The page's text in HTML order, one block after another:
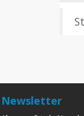
Newsletter